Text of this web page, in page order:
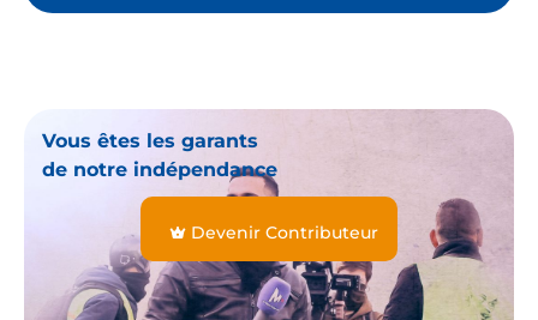
Vous êtes les garants
de notre indépendance
Devenir Contributeur